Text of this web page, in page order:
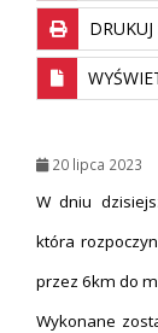
20 lipca 2023
W dniu
która
przez 6km do
Wykonane